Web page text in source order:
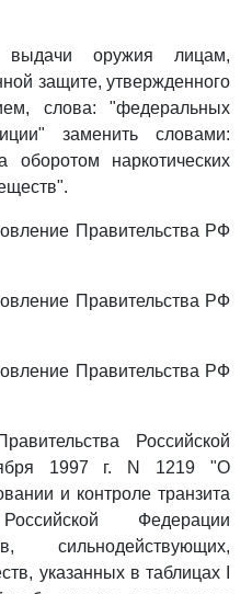
оружия лицам,
защите, утвержденного
слова: "федеральных
заменить словами:
наркотических
Правительства РФ
Правительства РФ
Правительства РФ
Российской
1997 г. N 1219 "О
и контроле транзита
Федерации
сильнодействующих,
указанных в таблицах I